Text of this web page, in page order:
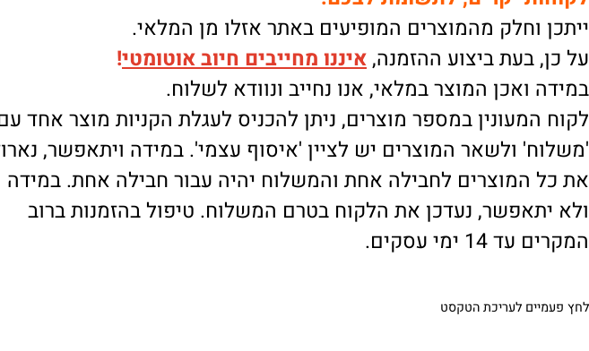
יקרים, לתשומת לבכם:
וחלק מהמוצרים המופיעים באתר אזלו מן המלאי.
בעת ביצוע ההזמנה,איננומחייבים חיוב אוטומטי!
המוצר במלאי, אנו נחייב ונוודא לשלוח.
במספר מוצרים, ניתן להכניס לעגלת הקניות מוצר אחד עם
ולשאר המוצרים יש לציין 'איסוף עצמי'. במידה ויתאפשר, נארוז
לחבילה אחת והמשלוח יהיה עבור חבילה אחת. במידה
נעדכן את הלקוח בטרם המשלוח. טיפול בהזמנות ברוב
עסקים.